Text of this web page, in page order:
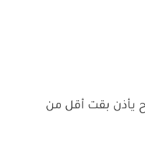
يأذن بقت أقل من